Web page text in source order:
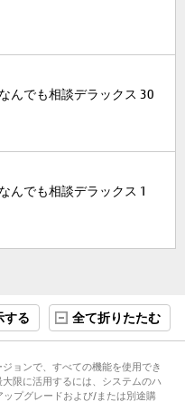
んでも相談デラックス 30
んでも相談デラックス 1
する 全て折りたたむ
ョンで、すべての機能を使用でき
限に活用するには、システムのハ
プグレードおよび/または別途購